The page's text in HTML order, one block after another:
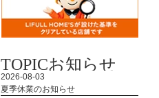
TOPICお知らせ